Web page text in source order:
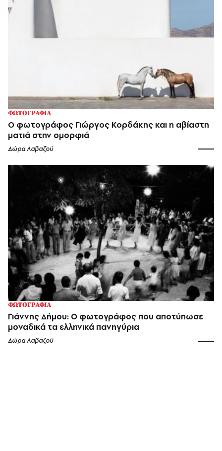
ΦΩΤΟΓΡΑΦΙΑ
Ο φωτογράφος Γιώργος Κορδάκης και η αβίαστη
ματιά στην ομορφιά
Δώρα Λαβαζού
ΦΩΤΟΓΡΑΦΙΑ
Γιάννης Δήμου: Ο φωτογράφος που αποτύπωσε
μοναδικά τα ελληνικά πανηγύρια
Δώρα Λαβαζού